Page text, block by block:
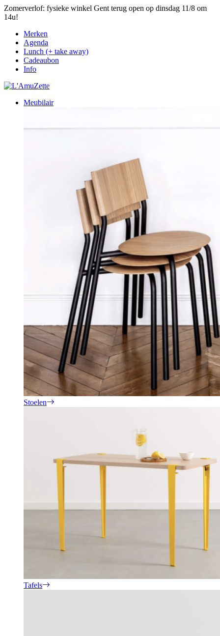
Zomerverlof: fysieke winkel Gent terug open op dinsdag 11/8 om
14u!
Merken
Agenda
Lunch (+ take away)
Cadeaubon
Info
Meubilair
Stoelen
Tafels